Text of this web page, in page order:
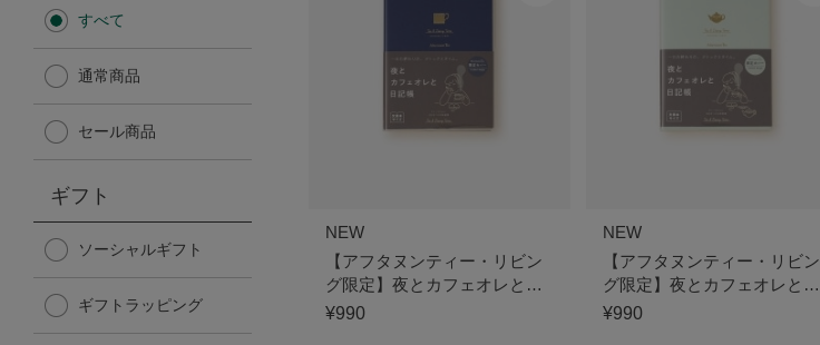
Afternoon Tea TEAROOM
Afternoon Tea TEAROOM
日傘
すべて
通常商品
セール商品
ギフト
ソーシャルギフト
ギフトラッピング
NEW
【アフタヌンティー・リビン
グ限定】夜とカフェオレと日
記帳
¥990
NEW
【アフタヌンティー・リビン
グ限定】夜とカフェオレと日
記帳
¥990